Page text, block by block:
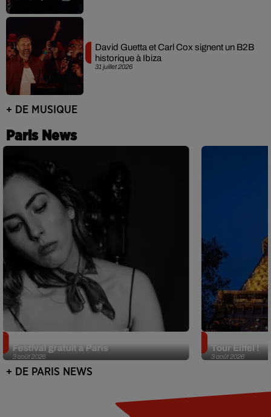
31 juillet 2026
David Guetta et Carl Cox signent un B2B
historique à Ibiza
+ DE MUSIQUE
Paris News
3 août 2026
Festival gratuit à Paris
3 août 2026
Tour Eiffel !
+ DE PARIS NEWS